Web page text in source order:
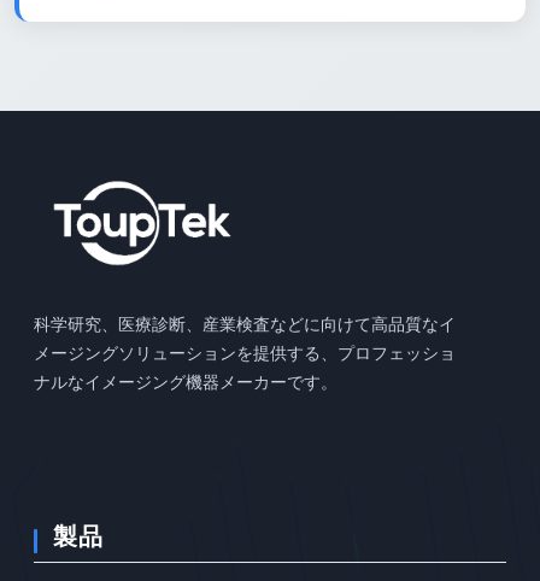
科学研究、医療診断、産業検査などに向けて高品質なイ
メージングソリューションを提供する、プロフェッショ
ナルなイメージング機器メーカーです。
製品